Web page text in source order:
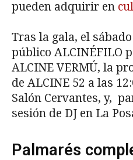
pueden adquirir en
Tras la gala, el
público ALCINÉFILO
ALCINE VERMÚ, la
de ALCINE 52 a las
Salón Cervantes, y,
sesión de DJ en La
Palmarés